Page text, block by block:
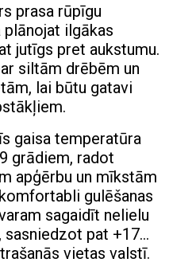
prasa rūpīgu
plānojat ilgākas
jutīgs pret aukstumu.
siltām drēbēm un
lai būtu gatavi
gaisa temperatūra
grādiem, radot
apģērbu un mīkstām
gulēšanas
sagaidīt nelielu
sasniedzot pat +17…
vietas valstī.